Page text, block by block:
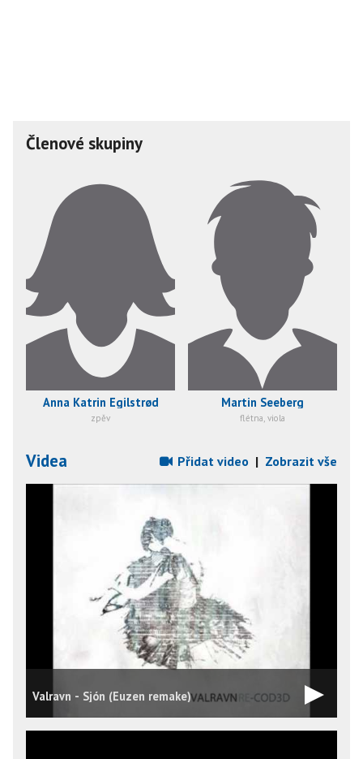
Členové skupiny
Anna Katrin Egilstrød
zpěv
Martin Seeberg
flétna, viola
Videa Přidat video | Zobrazit vše
Valravn - Sjón (Euzen remake)